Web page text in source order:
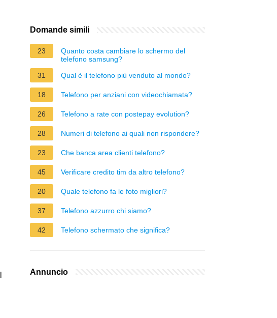
Domande simili
23
Quanto costa cambiare lo schermo del
telefono samsung?
31
Qual è il telefono più venduto al mondo?
18 Telefono per anziani con videochiamata?
26 Telefono a rate con postepay evolution?
28 Numeri di telefono ai quali non rispondere?
23 Che banca area clienti telefono?
45 Verificare credito tim da altro telefono?
20 Quale telefono fa le foto migliori?
37 Telefono azzurro chi siamo?
42 Telefono schermato che significa?
Annuncio